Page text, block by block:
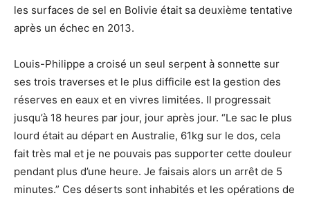
les surfaces de sel en Bolivie était sa deuxième tentative
après un échec en 2013.
Louis-Philippe a croisé un seul serpent à sonnette sur
ses trois traverses et le plus difficile est la gestion des
réserves en eaux et en vivres limitées. Il progressait
jusqu’à 18 heures par jour, jour après jour. “Le sac le plus
lourd était au départ en Australie, 61kg sur le dos, cela
fait très mal et je ne pouvais pas supporter cette douleur
pendant plus d’une heure. Je faisais alors un arrêt de 5
minutes.” Ces déserts sont inhabités et les opérations de